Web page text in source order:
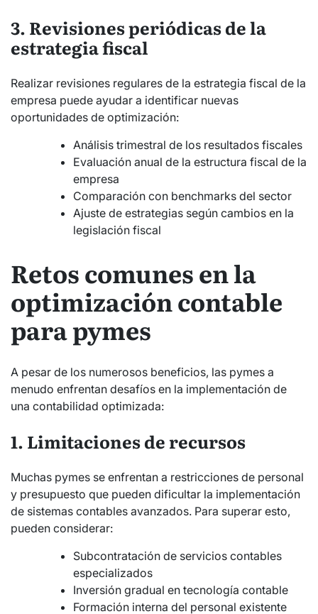
3. Revisiones periódicas de la
estrategia fiscal
Realizar revisiones regulares de la estrategia fiscal de la
empresa puede ayudar a identificar nuevas
oportunidades de optimización:
Análisis trimestral de los resultados fiscales
Evaluación anual de la estructura fiscal de la
empresa
Comparación con benchmarks del sector
Ajuste de estrategias según cambios en la
legislación fiscal
Retos comunes en la
optimización contable
para pymes
A pesar de los numerosos beneficios, las pymes a
menudo enfrentan desafíos en la implementación de
una contabilidad optimizada:
1. Limitaciones de recursos
Muchas pymes se enfrentan a restricciones de personal
y presupuesto que pueden dificultar la implementación
de sistemas contables avanzados. Para superar esto,
pueden considerar:
Subcontratación de servicios contables
especializados
Inversión gradual en tecnología contable
Formación interna del personal existente